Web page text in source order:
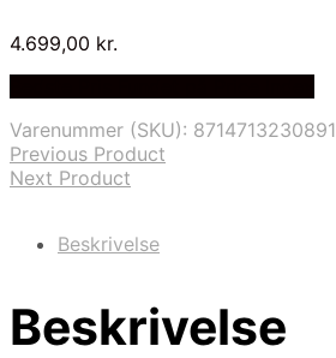
4.699,00 kr.
Varenummer (SKU): 8714713230891
Previous Product
Next Product
Beskrivelse
Beskrivelse